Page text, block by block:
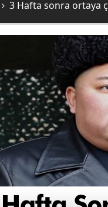
3 Hafta sonra ortaya